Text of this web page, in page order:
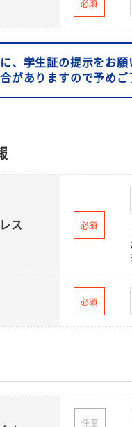
必須
、学生証の提示をお
がありますので予めご
ス 必須
必須
任意